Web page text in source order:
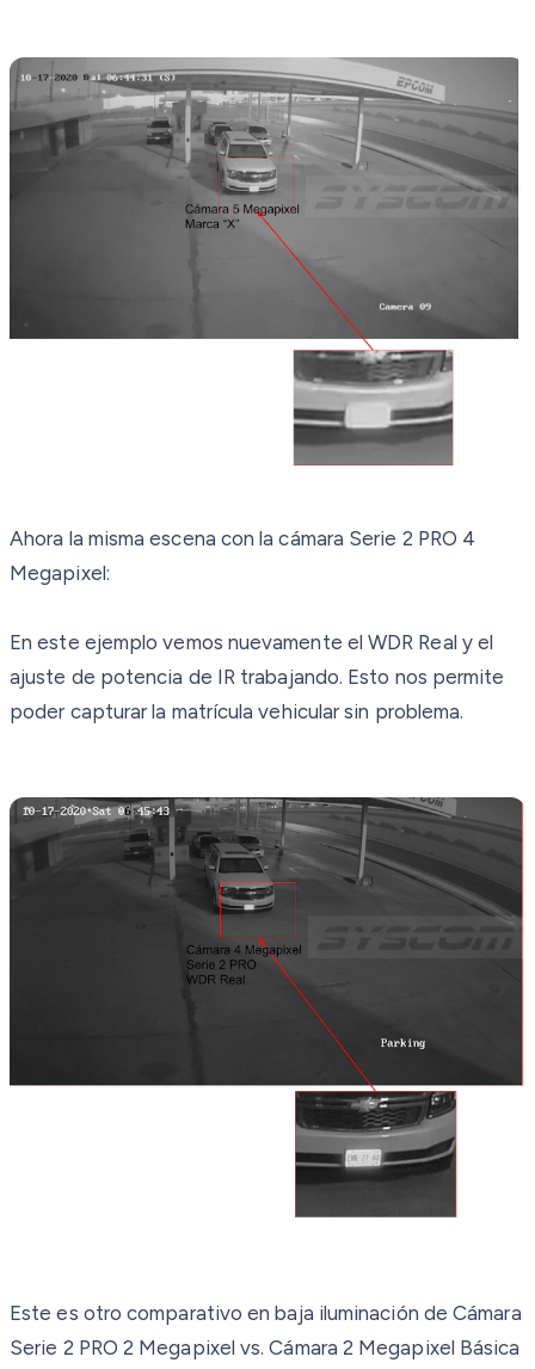
Ahora la misma escena con la cámara Serie 2 PRO 4
Megapixel:
En este ejemplo vemos nuevamente el WDR Real y el
ajuste de potencia de IR trabajando. Esto nos permite
poder capturar la matrícula vehicular sin problema.
Este es otro comparativo en baja iluminación de Cámara
Serie 2 PRO 2 Megapixel vs. Cámara 2 Megapixel Básica